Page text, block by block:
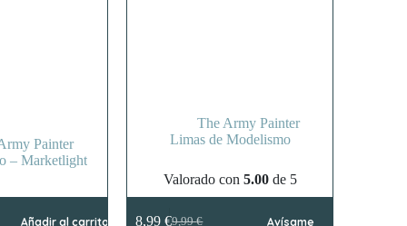
Painter
– Marketlight
Añadir al carrito
The Army Painter
Limas de Modelismo
Valorado con 5.00de 5
9,99€
8,99€ Avísame